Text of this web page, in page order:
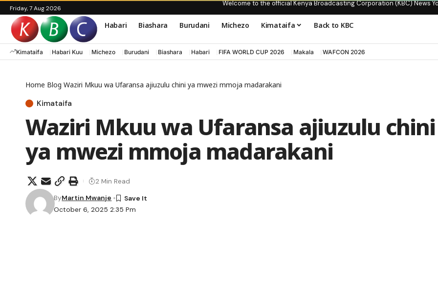
Friday, 7 Aug 2026
Welcome to the official Kenya Broadcasting Corporation (KBC) News
Habari Biashara Burudani Michezo Kimataifa Back to KBC
Kimataifa Habari Kuu Michezo Burudani Biashara Habari FIFA WORLD CUP 2026 Makala WAFCON 2026
Home Blog Waziri Mkuu wa Ufaransa ajiuzulu chini ya mwezi mmoja madarakani
Kimataifa
Waziri Mkuu wa Ufaransa ajiuzulu chini
ya mwezi mmoja madarakani
October 6, 2025 2:35 Pm
ByMartin Mwanje
2 Min Read